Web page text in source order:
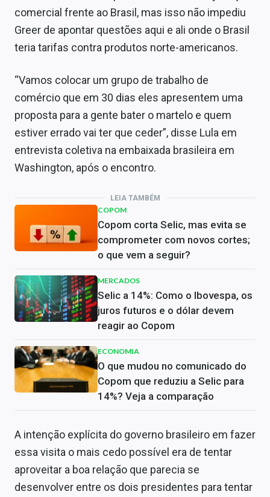
comercial frente ao Brasil, mas isso não impediu
Greer de apontar questões aqui e ali onde o Brasil
teria tarifas contra produtos norte-americanos.
“Vamos colocar um grupo de trabalho de
comércio que em 30 dias eles apresentem uma
proposta para a gente bater o martelo e quem
estiver errado vai ter que ceder”, disse Lula em
entrevista coletiva na embaixada brasileira em
Washington, após o encontro.
LEIA TAMBÉM
COPOM
Copom corta Selic, mas evita se
comprometer com novos cortes;
o que vem a seguir?
MERCADOS
Selic a 14%: Como o Ibovespa, os
juros futuros e o dólar devem
reagir ao Copom
ECONOMIA
O que mudou no comunicado do
Copom que reduziu a Selic para
14%? Veja a comparação
A intenção explícita do governo brasileiro em fazer
essa visita o mais cedo possível era de tentar
aproveitar a boa relação que parecia se
desenvolver entre os dois presidentes para tentar